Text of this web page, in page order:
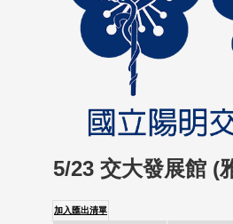
5/23 交大發展館 (
加入匯出清單